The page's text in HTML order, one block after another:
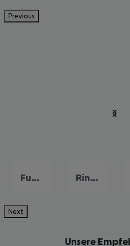
Previous
Fuengirola Rincon de la Victoria
Next
Unsere